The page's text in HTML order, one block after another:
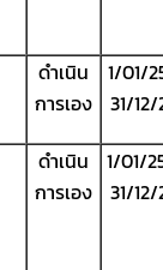
ดำเนิน
การเอง
1/01/
31/
ดำเนิน
การเอง
1/01/
31/